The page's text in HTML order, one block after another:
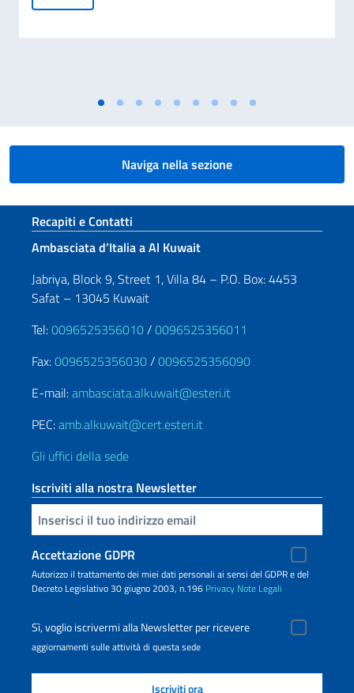
Naviga nella sezione
Sezione footer
Recapiti e Contatti
Ambasciata d’Italia a Al Kuwait
Jabriya, Block 9, Street 1, Villa 84 – P.O. Box: 4453
Safat – 13045 Kuwait
Tel:0096525356010/0096525356011
Fax:0096525356030/0096525356090
E-mail:ambasciata.alkuwait@esteri.it
PEC:amb.alkuwait@cert.esteri.it
Gli uffici della sede
Iscriviti alla nostra Newsletter
Inserisci la tua email
Accettazione GDPR
Autorizzo il trattamento dei miei dati personali ai sensi del GDPR e del
Decreto Legislativo 30 giugno 2003, n.196 Privacy Note Legali
Sì, voglio iscrivermi alla Newsletter per ricevere
aggiornamenti sulle attività di questa sede